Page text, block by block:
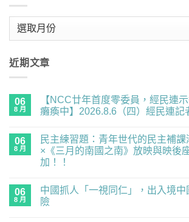
近期文章
06
8 月
【NCC廿年首度零委員，經民連
癱瘓中】2026.8.6（四）經民連記
廿
首
度
員，
經
民
留
言
06
8 月
民主練習題：青年世代的民主補課
×《三月的南國之南》放映與映後
加！！
主
練
習
留
言
06
8 月
中國抓人「一視同仁」，出入境
險